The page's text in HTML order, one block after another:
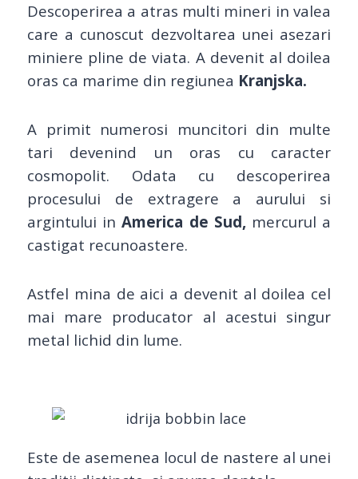
Descoperirea a atras multi mineri in valea
care a cunoscut dezvoltarea unei asezari
miniere pline de viata. A devenit al doilea
oras ca marime din regiunea Kranjska.
A primit numerosi muncitori din multe
tari devenind un oras cu caracter
cosmopolit. Odata cu descoperirea
procesului de extragere a aurului si
argintului inAmerica de Sud, mercurul a
castigat recunoastere.
Astfel mina de aici a devenit al doilea cel
mai mare producator al acestui singur
metal lichid din lume.
Este de asemenea locul de nastere al unei